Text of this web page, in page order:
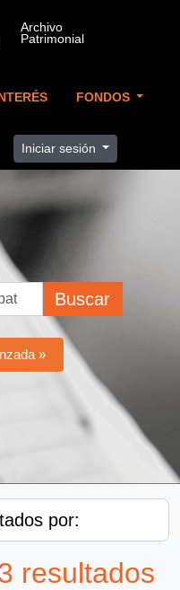
FONDOS
Iniciar sesión
Buscar
»
por:
resultados